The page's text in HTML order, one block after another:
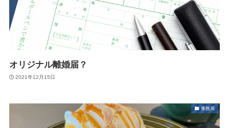
オリジナル離婚届？
2021年12月15日
事務局